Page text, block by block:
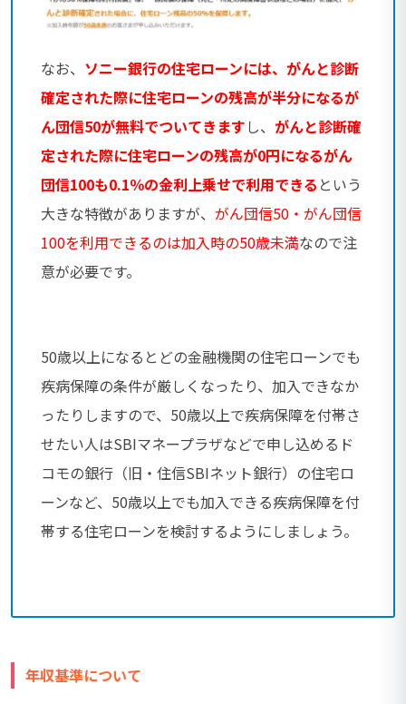
なお、 ソニー銀行の住宅ローンには、がんと診断
確定された際に住宅ローンの残高が半分になるが
ん団信50が無料でついてきます し、 がんと診断確
定された際に住宅ローンの残高が0円になるがん
団信100も0.1％の金利上乗せで利用できる という
大きな特徴がありますが、 がん団信50・がん団信
100を利用できるのは加入時の50歳未満なので注
意が必要です。
50歳以上になるとどの金融機関の住宅ローンでも
疾病保障の条件が厳しくなったり、加入できなか
ったりしますので、50歳以上で疾病保障を付帯さ
せたい人はSBIマネープラザなどで申し込めるド
コモの銀行（旧・住信SBIネット銀行）の住宅ロ
ーンなど、50歳以上でも加入できる疾病保障を付
帯する住宅ローンを検討するようにしましょう。
年収基準について